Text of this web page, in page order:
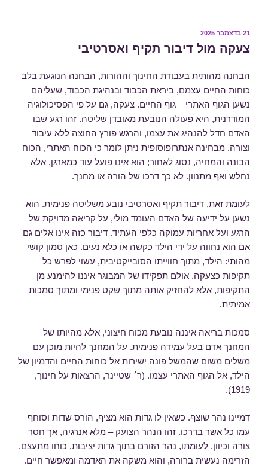
פורסם
21 בדצמבר 2025
צעקה מול דיבור תקיף ואסרטיבי
הבחנה מהותית בעבודת החינוך וההורות, הבחנה הנוגעת בלב
כוחות החיים עצמם, ביראת הכבוד ובנהיגת הכבוד, שעליהם
נשען הגוף האתרי – גוף החיים. צעקה, גם על פי הפסיכולוגיה
המודרנית, היא פעולה הנובעת מאובדן שליטה. זהו רגע שבו
האדם חדל להנהיג את עצמו, והרגש פורץ החוצה ללא עיבוד
וצורה. מבחינה אנתרופוסופית ניתן לומר כי הכוח האתרי, הכוח
הבונה והמחיה, נסוג לאחור; הוא אינו פועל עוד כמארגן, אלא
נחלש ואף מתנוון. לא כך דרכו של הורה או מחנך.
לעומת זאת, דיבור תקיף ואסרטיבי נובע משליטה פנימית. הוא
נשען על ידיעה של האדם העומד מולי, על קריאה מדויקת של
הרגע ועל אחריות עמוקה כלפי העתיד. דיבור כזה אינו אלים גם
אם הוא נחווה על ידי הילד כקשה או כלא נעים. כאן טמון קושי
מהותי: הילד, מתוך חווייתו הסובייקטיבית, עשוי לפרש כל
תקיפות כצעקה. אולם תפקידו של המבוגר איננו להימנע מן
התקיפות, אלא להחזיק אותה מתוך שקט פנימי ומתוך סמכות
אמיתית.
סמכות בריאה איננה נובעת מכוח חיצוני, אלא מהיותו של
המחנך אדם בעל עמידה פנימית. על המחנך להיות מוכן עם
משלים משום שהמשל פונה ישירות אל כוחות החיים והדמיון של
הילד, אל הגוף האתרי עצמו. (ר׳ שטיינר, הרצאות על חינוך,
1919).
דמיינו נהר שוצף. כשאין לו גדות הוא מציף, הורס שדות וסוחף
עמו כל אשר בדרכו. זהו הנהר הצועק – מלא אנרגיה, אך חסר
צורה וכיוון. לעומתו, נהר הזורם בתוך גדות יציבות, כוחו מתעצם.
הזרימה נעשית ברורה, והוא משקה את האדמה ומאפשר חיים.